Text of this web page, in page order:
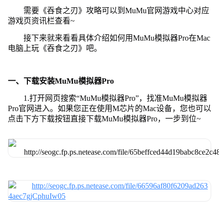
需要《吞食之刃》攻略可以到MuMu官网游戏中心对应
游戏页资讯栏查看~
接下来就来看看具体介绍如何用MuMu模拟器Pro在Mac
电脑上玩《吞食之刃》吧。
一、下载安装MuMu模拟器Pro
1.打开网页搜索“MuMu模拟器Pro”，找准MuMu模拟器
Pro官网进入。如果您正在使用M芯片的Mac设备，您也可以
点击下方下载按钮直接下载MuMu模拟器Pro，一步到位~